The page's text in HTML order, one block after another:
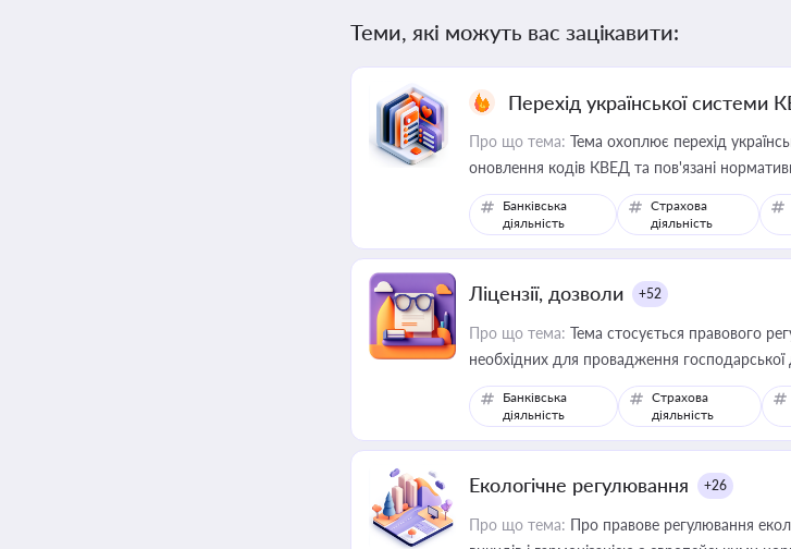
Теми, які можуть вас зацікавити:
Перехід української системи
Про що тема: Тема охоплює перехід
оновлення кодів КВЕД та пов'язані
Банківська
діяльність
Страхова
діяльність
Ліцензії, дозволи +52
Про що тема: Тема стосується правового
необхідних для провадження господарської
Банківська
діяльність
Страхова
діяльність
Екологічне регулювання +26
Про що тема: Про правове регулювання